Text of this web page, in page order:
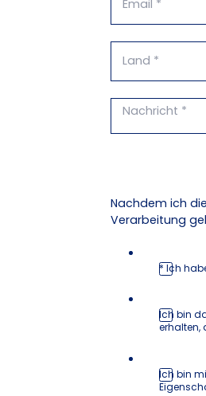
Nachdem ich
Verarbeitung
* Ich
Ich bin
erhalten,
Ich bin